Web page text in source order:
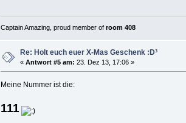
Captain Amazing, proud member ofroom 408
Re: Holt euch euer X-Mas Geschenk :D³
«Antwort #5 am: 23. Dez 13, 17:06 »
Meine Nummer ist die:
111